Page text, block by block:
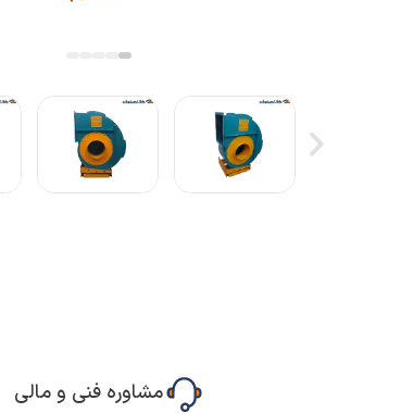
مشاوره فنی و مالی